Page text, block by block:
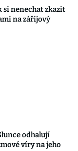
si nenechat zkazit
na zářijový
odhalují
víry na jeho